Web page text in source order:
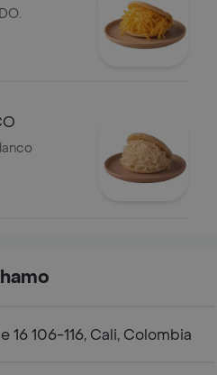
16 106-116, Cali, Colombia